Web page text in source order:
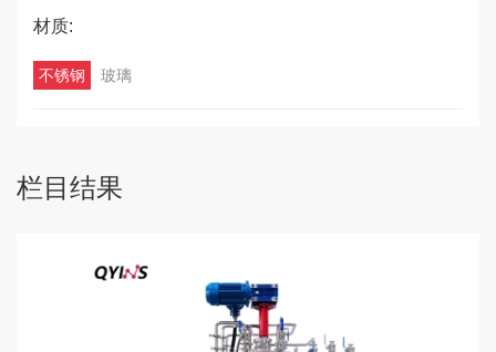
材质:
不锈钢 玻璃
栏目结果